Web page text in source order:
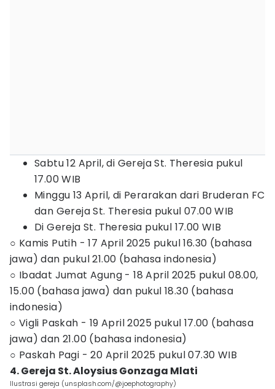
Sabtu 12 April, di Gereja St. Theresia pukul
17.00 WIB
Minggu 13 April, di Perarakan dari Bruderan FC
dan Gereja St. Theresia pukul 07.00 WIB
Di Gereja St. Theresia pukul 17.00 WIB
○ Kamis Putih - 17 April 2025 pukul 16.30 (bahasa
jawa) dan pukul 21.00 (bahasa indonesia)
○ Ibadat Jumat Agung - 18 April 2025 pukul 08.00,
15.00 (bahasa jawa) dan pukul 18.30 (bahasa
indonesia)
○ Vigli Paskah - 19 April 2025 pukul 17.00 (bahasa
jawa) dan 21.00 (bahasa indonesia)
○ Paskah Pagi - 20 April 2025 pukul 07.30 WIB
4. Gereja St. Aloysius Gonzaga Mlati
Ilustrasi gereja (unsplash.com/@joephotography)